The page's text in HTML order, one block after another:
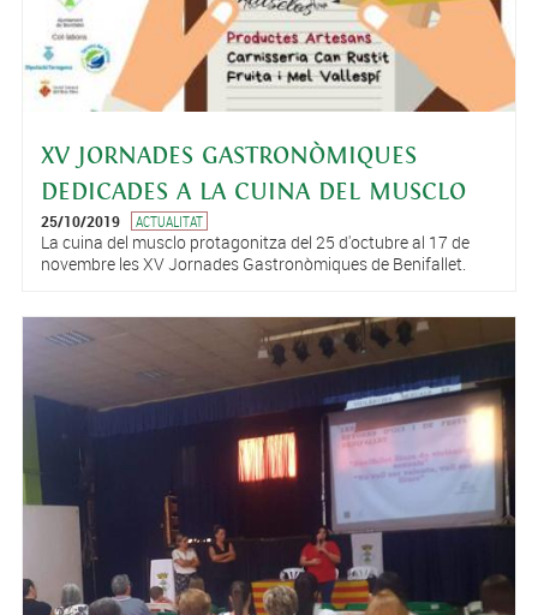
XV JORNADES GASTRONÒMIQUES
DEDICADES A LA CUINA DEL MUSCLO
25/10/2019 ACTUALITAT
La cuina del musclo protagonitza del 25 d'octubre al 17 de
novembre les XV Jornades Gastronòmiques de Benifallet.